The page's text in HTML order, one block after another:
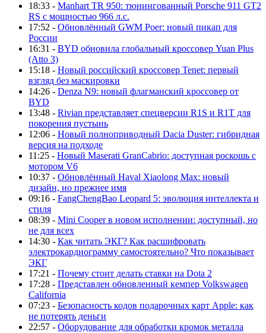
18:33 - Manhart TR 950: тюнингованный Porsche 911 GT2
RS с мощностью 966 л.с.
17:52 - Обновлённый GWM Poer: новый пикап для
России
16:31 - BYD обновила глобальный кроссовер Yuan Plus
(Atto 3)
15:18 - Новый российский кроссовер Tenet: первый
взгляд без маскировки
14:26 - Denza N9: новый флагманский кроссовер от
BYD
13:48 - Rivian представляет спецверсии R1S и R1T для
покорения пустынь
12:06 - Новый полноприводный Dacia Duster: гибридная
версия на подходе
11:25 - Новый Maserati GranCabrio: доступная роскошь с
мотором V6
10:37 - Обновлённый Haval Xiaolong Max: новый
дизайн, но прежнее имя
09:16 - FangChengBao Leopard 5: эволюция интеллекта и
стиля
08:39 - Mini Cooper в новом исполнении: доступный, но
не для всех
14:30 - Как читать ЭКГ? Как расшифровать
электрокардиограмму самостоятельно? Что показывает
ЭКГ
17:21 - Почему стоит делать ставки на Dota 2
17:28 - Представлен обновленный кемпер Volkswagen
California
07:23 - Безопасность кодов подарочных карт Apple: как
не потерять деньги
22:57 - Оборудование для обработки кромок металла